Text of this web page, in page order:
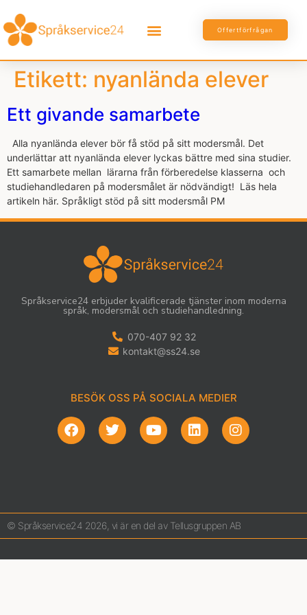
Offertförfrågan
Etikett: nyanlända elever
Ett givande samarbete
Alla nyanlända elever bör få stöd på sitt modersmål. Det
underlättar att nyanlända elever lyckas bättre med sina studier.
Ett samarbete mellan lärarna från förberedelse klasserna och
studiehandledaren på modersmålet är nödvändigt! Läs hela
artikeln här. Språkligt stöd på sitt modersmål PM
Språkservice24 erbjuder kvalificerade tjänster inom moderna
språk, modersmål och studiehandledning.
070-407 92 32
kontakt@ss24.se
BESÖK OSS PÅ SOCIALA MEDIER
© Språkservice24 2026, vi är en del av Tellusgruppen AB